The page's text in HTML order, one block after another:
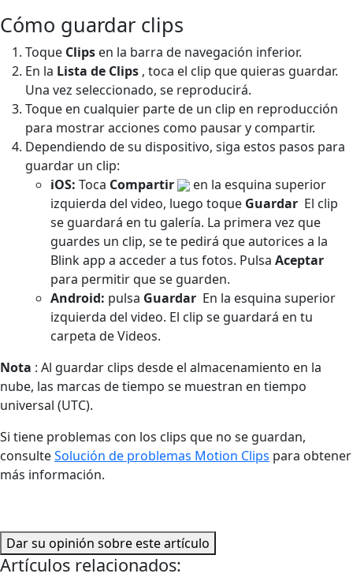
Cómo guardar clips
Toque Clips en la barra de navegación inferior.
En la Lista de Clips , toca el clip que quieras guardar.
Una vez seleccionado, se reproducirá.
Toque en cualquier parte de un clip en reproducción
para mostrar acciones como pausar y compartir.
Dependiendo de su dispositivo, siga estos pasos para
guardar un clip:
iOS: Toca Compartir
en la esquina superior
izquierda del video, luego toque Guardar El clip
se guardará en tu galería. La primera vez que
guardes un clip, se te pedirá que autorices a la
Blink app a acceder a tus fotos. Pulsa Aceptar
para permitir que se guarden.
Android: pulsa Guardar En la esquina superior
izquierda del video. El clip se guardará en tu
carpeta de Videos.
Nota : Al guardar clips desde el almacenamiento en la
nube, las marcas de tiempo se muestran en tiempo
universal (UTC).
Si tiene problemas con los clips que no se guardan,
consulteSolución de problemas Motion Clips para obtener
más información.
Dar su opinión sobre este artículo
Artículos relacionados: